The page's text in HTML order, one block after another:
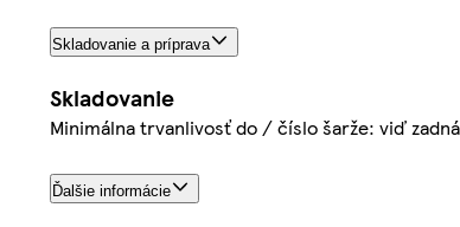
Skladovanie a príprava
Skladovanie
Minimálna trvanlivosť do / číslo šarže: viď
Ďalšie informácie